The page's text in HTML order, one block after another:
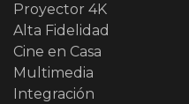
Proyector 4K
Alta Fidelidad
Cine en Casa
Multimedia
Integración